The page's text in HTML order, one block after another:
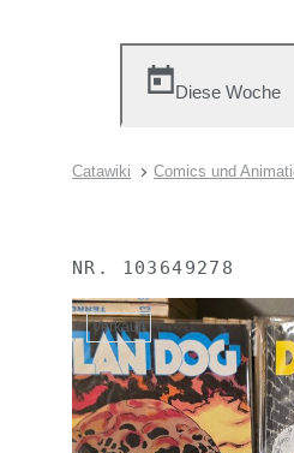
Diese Woche
Catawiki Comics und
NR. 103649278
Verkauft